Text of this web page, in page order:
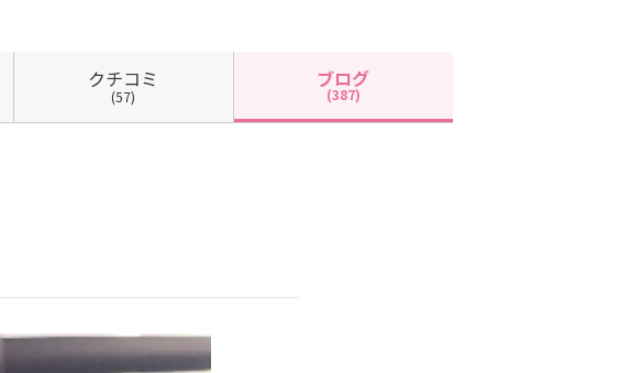
クチコミ
(57)
ブログ
(387)